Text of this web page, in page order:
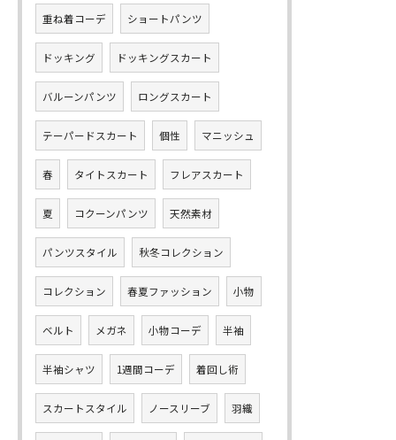
重ね着コーデ ショートパンツ
ドッキング ドッキングスカート
バルーンパンツ ロングスカート
テーパードスカート 個性 マニッシュ
春 タイトスカート フレアスカート
夏 コクーンパンツ 天然素材
パンツスタイル 秋冬コレクション
コレクション 春夏ファッション 小物
ベルト メガネ 小物コーデ 半袖
半袖シャツ 1週間コーデ 着回し術
スカートスタイル ノースリーブ 羽織